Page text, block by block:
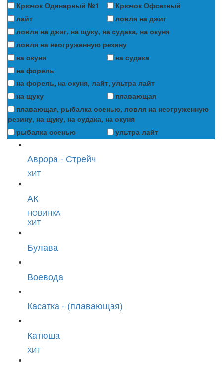
Крючок Одинарный №1
Крючок Офсетный
лайт
ловля на джиг
ловля на джиг, на щуку, на судака, на окуня
ловля на неогруженную резину
на окуня
на судака
на форель
на форель, на окуня, лайт, ультра лайт
на щуку
плавающая
плавающая, рыбалка осенью, ловля на неогруженную
резину, на щуку, на судака, на окуня
рыбалка осенью
ультра лайт
Аврора - Стрейч
ХИТ
АК
НОВИНКА
ХИТ
Булава
Воевода
Касатка - (плавающая)
Катюша
ХИТ